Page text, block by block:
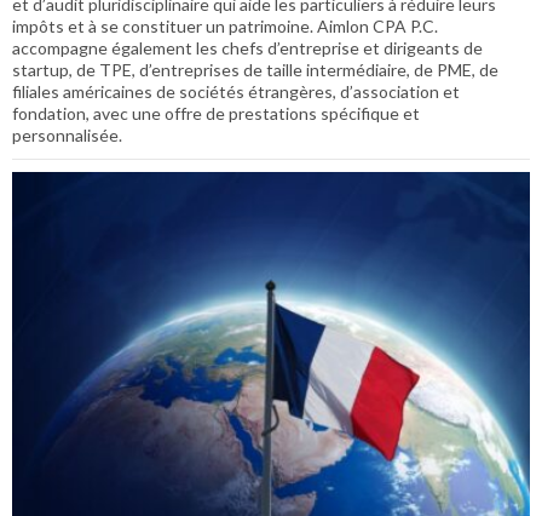
impôts et à se constituer un patrimoine. Aimlon CPA P.C.
accompagne également les chefs d’entreprise et dirigeants de
startup, de TPE, d’entreprises de taille intermédiaire, de PME, de
filiales américaines de sociétés étrangères, d’association et
fondation, avec une offre de prestations spécifique et
personnalisée.